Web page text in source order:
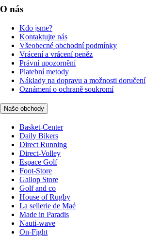
O nás
Kdo jsme?
Kontaktujte nás
Všeobecné obchodní podmínky
Vrácení a vrácení peněz
Právní upozornění
Platební metody
Náklady na dopravu a možnosti doručení
Oznámení o ochraně soukromí
Naše obchody
Basket-Center
Daily Bikers
Direct Running
Direct-Volley
Espace Golf
Foot-Store
Gallop Store
Golf and co
House of Rugby
La sellerie de Maé
Made in Paradis
Nauti-wave
On-Fight